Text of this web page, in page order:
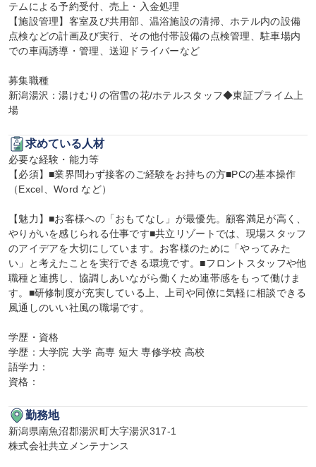
テムによる予約受付、売上・入金処理
【施設管理】客室及び共用部、温浴施設の清掃、ホテル内の設備
点検などの計画及び実行、その他付帯設備の点検管理、駐車場内
での車両誘導・管理、送迎ドライバーなど
募集職種
新潟湯沢：湯けむりの宿雪の花/ホテルスタッフ◆東証プライム上
場
求めている人材
必要な経験・能力等
【必須】■業界問わず接客のご経験をお持ちの方■PCの基本操作
（Excel、Word など）
【魅力】■お客様への「おもてなし」が最優先。顧客満足が高く、
やりがいを感じられる仕事です■共立リゾートでは、現場スタッフ
のアイデアを大切にしています。お客様のために「やってみた
い」と考えたことを実行できる環境です。■フロントスタッフや他
職種と連携し、協調しあいながら働くため連帯感をもって働けま
す。■研修制度が充実している上、上司や同僚に気軽に相談できる
風通しのいい社風の職場です。
学歴・資格
学歴：大学院 大学 高専 短大 専修学校 高校
語学力：
資格：
勤務地
新潟県南魚沼郡湯沢町大字湯沢317-1
株式会社共立メンテナンス